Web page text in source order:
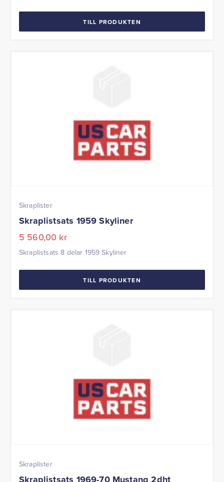
TILL PRODUKTEN
Skraplister
Skraplistsats 1959 Skyliner
5 560,00 kr
Skraplistsats 8 delar 1959 Skyliner
TILL PRODUKTEN
Skraplister
Skraplistsats 1969-70 Mustang 2dht